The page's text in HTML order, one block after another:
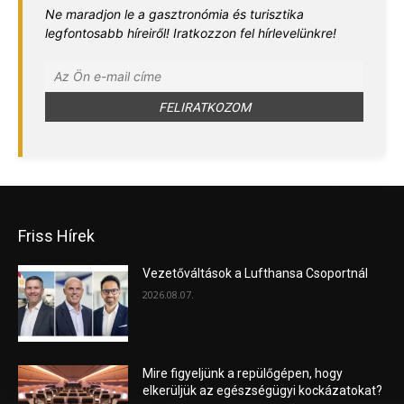
Ne maradjon le a gasztronómia és turisztika
legfontosabb híreiről! Iratkozzon fel hírlevelünkre!
Friss Hírek
Vezetőváltások a Lufthansa Csoportnál
2026.08.07.
Mire figyeljünk a repülőgépen, hogy
elkerüljük az egészségügyi kockázatokat?